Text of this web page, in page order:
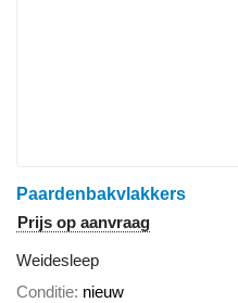
Paardenbakvlakkers
Prijs op aanvraag
Weidesleep
Conditie nieuw